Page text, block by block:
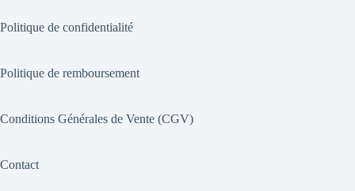
Politique de confidentialité
Politique de remboursement
Conditions Générales de Vente (CGV)
Contact